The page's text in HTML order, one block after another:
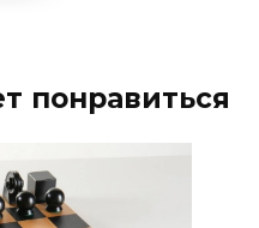
понравиться